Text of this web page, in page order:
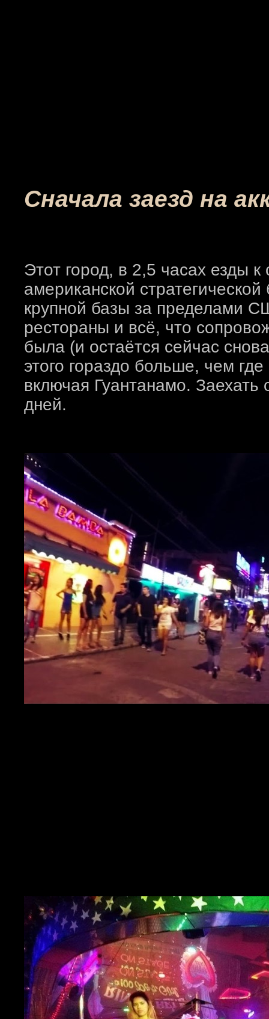
Сначала заезд на
Этот город, в 2,5 часах езды
американской
крупной базы за пределами
рестораны и всё, что
была (и остаётся сейчас
этого гораздо больше, чем
включая Гуантанамо.
дней.